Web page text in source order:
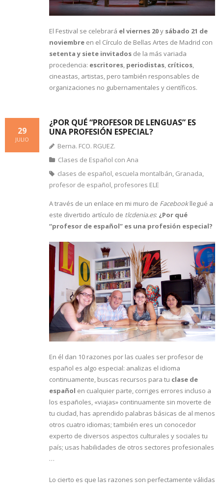
El Festival se celebrará el viernes 20y sábado 21 de
noviembre en el Círculo de Bellas Artes de Madrid con
setenta y siete invitados de la más variada
procedencia: escritores, periodistas, críticos,
cineastas, artistas, pero también responsables de
organizaciones no gubernamentales y científicos.
¿POR QUÉ “PROFESOR DE LENGUAS” ES
UNA PROFESIÓN ESPECIAL?
29
JULIO
Berna. FCO. RGUEZ.
Clases de Español con Ana
clases de español, escuela montalbán, Granada,
profesor de español, profesores ELE
A través de un enlace en mi muro de Facebookllegué a
este divertido artículo de tlcdenia.es: ¿Por qué
“profesor de español” es una profesión especial?
En él dan 10 razones por las cuales ser profesor de
español es algo especial: analizas el idioma
continuamente, buscas recursos para tu clase de
español en cualquier parte, corriges errores incluso a
los españoles, «viajas» continuamente sin moverte de
tu ciudad, has aprendido palabras básicas de al menos
otros cuatro idiomas; también eres un conocedor
experto de diversos aspectos culturales y sociales tu
país; usas habilidades de otros sectores profesionales
…
Lo cierto es que las razones son perfectamente válidas